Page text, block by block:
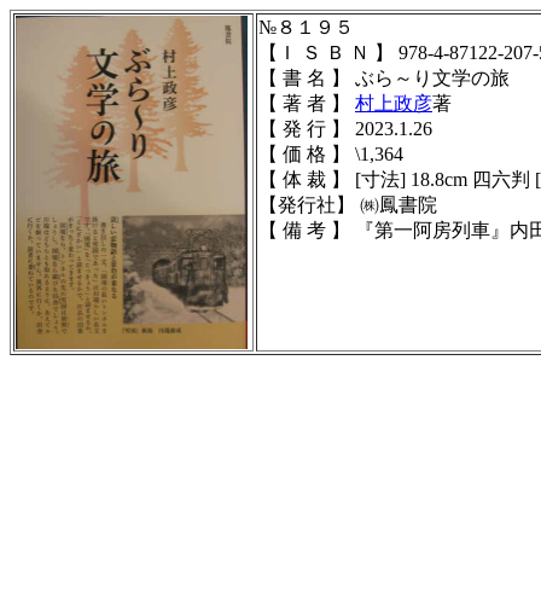
№８１９５
【Ｉ Ｓ Ｂ Ｎ 】
978-4-87122-
【 書 名 】 ぶら～り文学の旅
【 著 者 】 村上政彦著
【 発 行 】 2023.1.26
【 価 格 】 \1,364
【 体 裁 】
[寸法] 18.8cm 四六判
【発行社】 ㈱鳳書院
【 備 考 】
『第一阿房列車』